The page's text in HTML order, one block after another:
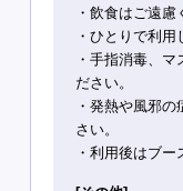
・飲食はご遠慮
・ひとりで利用
・手指消毒、
ださい。
・発熱や風邪
さい。
・利用後はブー